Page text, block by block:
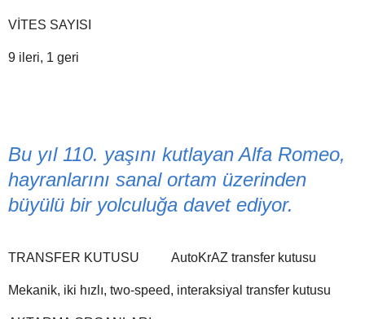
VİTES SAYISI
9 ileri, 1 geri
Bu yıl 110. yaşını kutlayan Alfa Romeo,
hayranlarını sanal ortam üzerinden
büyülü bir yolculuğa davet ediyor.
TRANSFER KUTUSU AutoKrAZ transfer kutusu
Mekanik, iki hızlı, two-speed, interaksiyal transfer kutusu